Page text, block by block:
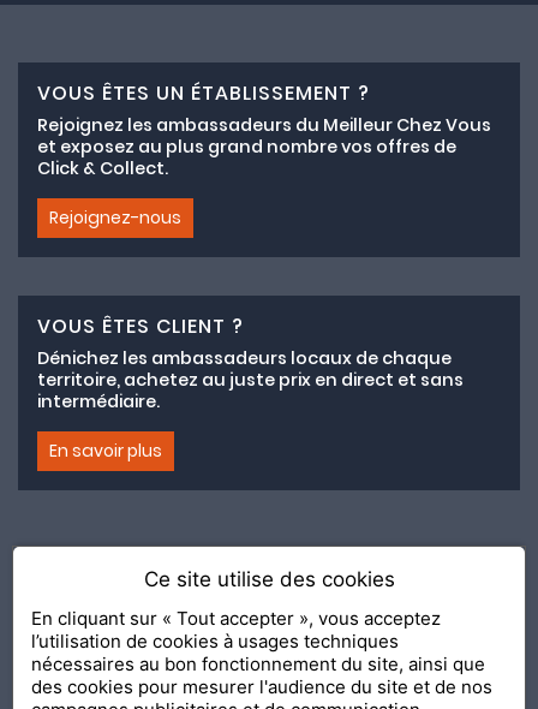
VOUS ÊTES UN ÉTABLISSEMENT ?
Rejoignez les ambassadeurs du Meilleur Chez Vous
et exposez au plus grand nombre vos offres de
Click & Collect.
Rejoignez-nous
VOUS ÊTES CLIENT ?
Dénichez les ambassadeurs locaux de chaque
territoire, achetez au juste prix en direct et sans
intermédiaire.
En savoir plus
Adhésion au collectif lemeilleurchezvous.com
Nous contacter Nos Ambassadeurs Présentation
2020 Le Meilleur Chez Vous, édité parAPI & YOU| Agence
conseil & communication Editeur de la solution Console
Ce site utilise des cookies
En cliquant sur « Tout accepter », vous acceptez
l’utilisation de cookies à usages techniques
nécessaires au bon fonctionnement du site, ainsi que
des cookies pour mesurer l'audience du site et de nos